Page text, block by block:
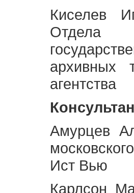
Киселев
Отдела
архивных
агентства
Амурцев
Ист Вью
Карлсон